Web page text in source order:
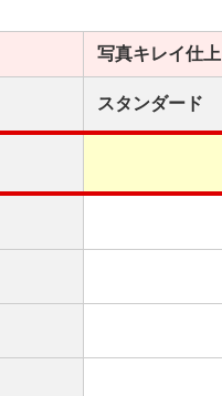
写真キレイ仕
スタンダード